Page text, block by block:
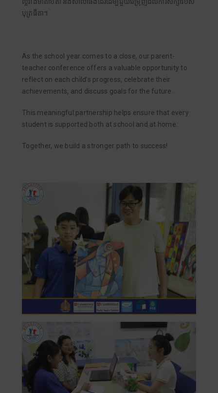
បុត្រធីតា។
As the school year comes to a close, our parent-
teacher conference offers a valuable opportunity to
reflect on each child’s progress, celebrate their
achievements, and discuss goals for the future.
This meaningful partnership helps ensure that every
student is supported both at school and at home.
Together, we build a stronger path to success!